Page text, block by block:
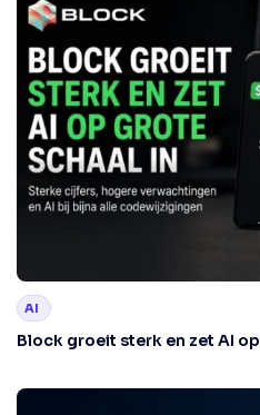
AI
Block groeit sterk en zet AI